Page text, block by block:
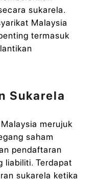
sukarela.
Malaysia
termasuk
Sukarela
merujuk
saham
pendaftaran
liabiliti. Terdapat
sukarela ketika